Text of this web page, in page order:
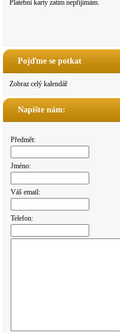
Platební karty zatím nepřijímám.
Pojďme se potkat
Zobraz celý kalendář
Napište nám:
Předmět:
Jméno:
Váš email:
Telefon: